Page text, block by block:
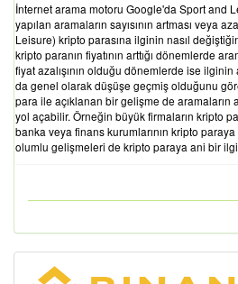
İnternet arama motoru Google'da Sport and
yapılan aramaların sayısının artması veya
Leisure) kripto parasına ilginin nasıl
kripto paranın fiyatının arttığı dönemlerde
fiyat azalışının olduğu dönemlerde ise
da genel olarak düşüşe geçmiş olduğunu
para ile açıklanan bir gelişme de aramaların
yol açabilir. Örneğin büyük firmaların kripto
banka veya finans kurumlarının kripto
olumlu gelişmeleri de kripto paraya ani bir ilgi